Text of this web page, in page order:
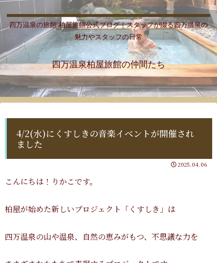
四万温泉の旅館 柏屋旅館公式ブログ｜スタッフが綴る四万温泉の
魅力やスタッフの日常
四万温泉柏屋旅館の仲間たち
4/2(水)にくすしきの音楽イベントが開催され
ました
2025.04.06
こんにちは！りかこです。
柏屋が始めた新しいプロジェクト「くすしき」は
四万温泉の山や温泉、自然の恵みがもつ、不思議な力を